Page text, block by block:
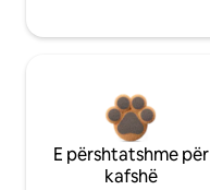
E përshtatshme për
kafshë